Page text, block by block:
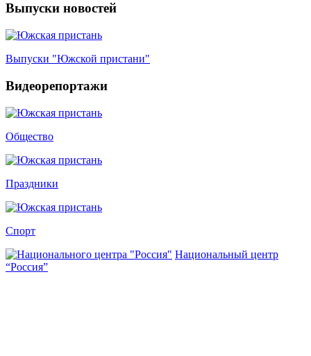
Выпуски новостей
Выпуски "Южской пристани"
Видеорепортажи
Общество
Праздники
Спорт
Национальный центр
“Россия”